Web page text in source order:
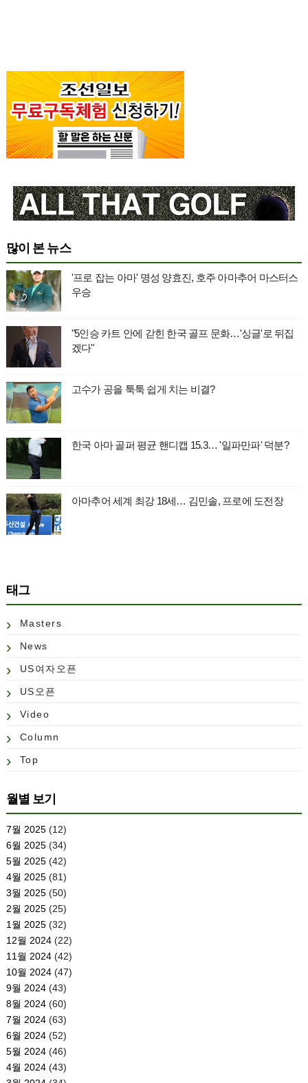
많이 본 뉴스
'프로 잡는 아마' 명성 양효진, 호주 아마추어 마스터스
우승
"5인승 카트 안에 갇힌 한국 골프 문화…'싱글'로 뒤집
겠다"
고수가 공을 툭툭 쉽게 치는 비결?
한국 아마 골퍼 평균 핸디캡 15.3… '일파만파' 덕분?
아마추어 세계 최강 18세… 김민솔, 프로에 도전장
태그
Masters
News
US여자오픈
US오픈
Video
Column
Top
월별 보기
7월 2025(12)
6월 2025(34)
5월 2025(42)
4월 2025(81)
3월 2025(50)
2월 2025(25)
1월 2025(32)
12월 2024(22)
11월 2024(42)
10월 2024(47)
9월 2024(43)
8월 2024(60)
7월 2024(63)
6월 2024(52)
5월 2024(46)
4월 2024(43)